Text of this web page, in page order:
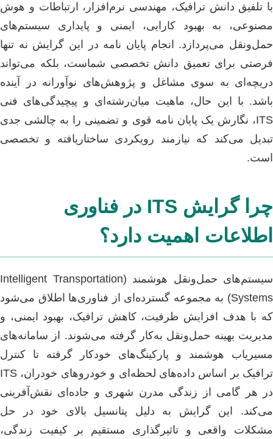
با تلفیق دانش ترافیک، مهندسی نرم‌افزار، ارتباطات و هوش
مصنوعی، به بهبود کارایی، ایمنی و پایداری سیستم‌های
حمل‌ونقل می‌پردازد. انجام پایان نامه در این گرایش نه تنها
فرصتی برای تعمیق دانش تخصصی شماست، بلکه می‌تواند
دریچه‌ای به سوی مشاغل و پژوهش‌های نوآورانه در آینده
باشد. با این حال، ماهیت میان‌رشته‌ای و پیچیدگی‌های فنی
ITS، نگارش یک پایان نامه قوی و تضمینی را به چالشی جدی
تبدیل می‌کند که نیازمند رویکردی ساختاریافته و تخصصی
است.
چرا گرایش ITS در فناوری
اطلاعات اهمیت دارد؟
سیستم‌های حمل‌ونقل هوشمند (Intelligent Transportation
Systems) به مجموعه گسترده‌ای از فناوری‌ها اطلاق می‌شود
که با هدف افزایش ظرفیت، کاهش ترافیک، بهبود ایمنی، و
مدیریت بهینه حمل‌ونقل به‌کار گرفته می‌شوند. از سامانه‌های
مسیریاب هوشمند و پارکینگ‌های خودکار گرفته تا کنترل
ترافیک بر اساس داده‌های لحظه‌ای و خودروهای خودران، ITS
در هر گامی از زندگی مدرن شهری و جاده‌ای نقش‌آفرینی
می‌کند. این گرایش به دلیل پتانسیل بالای خود در حل
مشکلات واقعی و تاثیرگذاری مستقیم بر کیفیت زندگی،